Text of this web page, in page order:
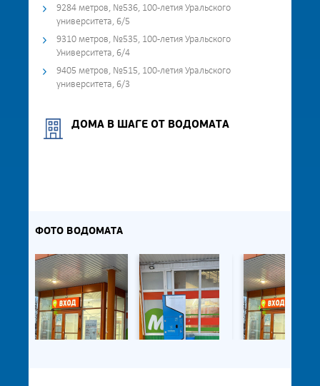
9284 метров, №536, 100-летия Уральского
университета, 6/5
9310 метров, №535, 100-летия Уральского
Университета, 6/4
9405 метров, №515, 100-летия Уральского
университета, 6/3
ДОМА В ШАГЕ ОТ ВОДОМАТА
ФОТО ВОДОМАТА